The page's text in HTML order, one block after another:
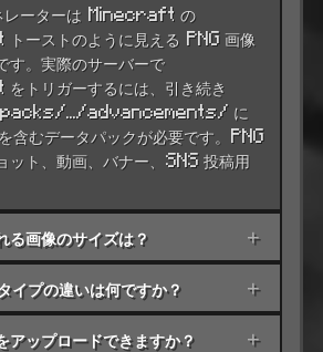
レーターは Minecraft の
ーストのように見える PNG 画像
す。実際のサーバーで
トリガーするには、引き続き
.../advancements/ に
含むデータパックが必要です。PNG
ット、動画、バナー、SNS 投稿用
る画像のサイズは？ +
イプの違いは何ですか？ +
アップロードできますか？ +